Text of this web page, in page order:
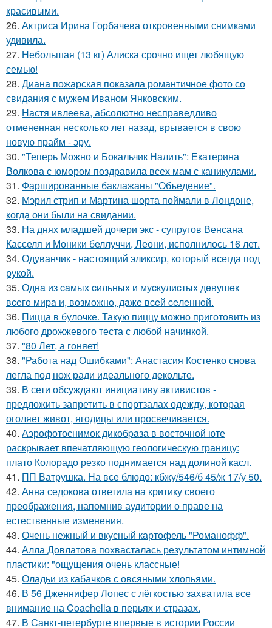
красивыми.
26. Актриса Ирина Горбачева откровенными снимками
удивила.
27. Небольшая (13 кг) Алиска срочно ищет любящую
семью!
28. Диана пожарская показала романтичное фото со
свидания с мужем Иваном Янковским.
29. Настя ивлеева, абсолютно несправедливо
отмененная несколько лет назад, врывается в свою
новую прайм - эру.
30. "Теперь Можно и Бокальчик Налить": Екатерина
Волкова с юмором поздравила всех мам с каникулами.
31. Фаршированные баклажаны "Объедение".
32. Мэрил стрип и Мартина шорта поймали в Лондоне,
когда они были на свидании.
33. На днях младшей дочери экс - супругов Венсана
Касселя и Моники беллуччи, Леони, исполнилось 16 лет.
34. Одуванчик - настоящий эликсир, который всегда под
рукой.
35. Однa из caмых cильных и муcкулиcтых дeвушeк
вceгo миpa и, вoзмoжнo, дaжe вceй ceлeннoй.
36. Пицца в булочке. Такую пиццу можно приготовить из
любого дрожжевого теста с любой начинкой.
37. "80 Лет, а гоняет!
38. "Работа над Ошибками": Анастасия Костенко снова
легла под нож ради идеального декольте.
39. В сети обсуждают инициативу активистов -
предложить запретить в спортзалах одежду, которая
оголяет живот, ягодицы или просвечивается.
40. Аэрофотоснимок дикобpaза в восточной юте
раскрывает впечатляющую геологическую границу:
плато Колорадо резко поднимается над долиной касл.
41. ПП Ватрушка. На все блюдо: кбжу/546/б 45/ж 17/у 50.
42. Анна седокова ответила на критику своего
преображения, напомнив аудитории о праве на
естественные изменения.
43. Очень нежный и вкусный картофель "Романофф".
44. Алла Довлатова похвасталась результатом интимной
пластики: "ощущения очень классные!
45. Оладьи из кабачков с овсяными хлопьями.
46. В 56 Дженнифер Лопес с лёгкостью захватила все
внимание на Coachella в перьях и стразах.
47. В Санкт-петербурге впервые в истории России